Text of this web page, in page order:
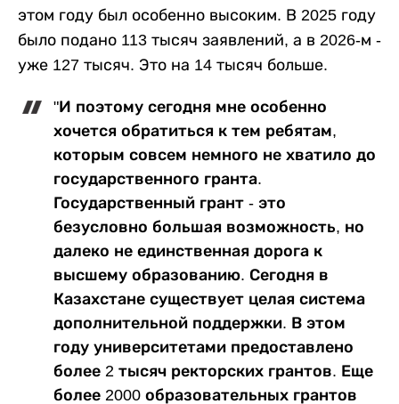
этом году был особенно высоким. В 2025 году
было подано 113 тысяч заявлений, а в 2026-м -
уже 127 тысяч. Это на 14 тысяч больше.
"И поэтому сегодня мне особенно
хочется обратиться к тем ребятам,
которым совсем немного не хватило до
государственного гранта.
Государственный грант - это
безусловно большая возможность, но
далеко не единственная дорога к
высшему образованию. Сегодня в
Казахстане существует целая система
дополнительной поддержки. В этом
году университетами предоставлено
более 2 тысяч ректорских грантов. Еще
более 2000 образовательных грантов